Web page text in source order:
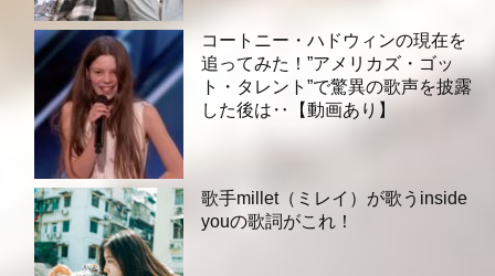
コートニー・ハドウィンの現在を
追ってみた！”アメリカズ・ゴッ
ト・タレント”で驚異の歌声を披露
した後は‥【動画あり】
歌手millet（ミレイ）が歌うinside
youの歌詞がこれ！